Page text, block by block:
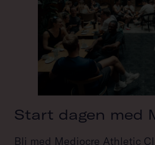
Start dagen med
Bli med Mediocre Athletic